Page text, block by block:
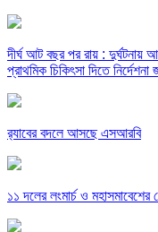
দীর্ঘ আট বছর পর রায় :
প্রাথমিক চিকিৎসা দিতে নির্দেশনা
র‍্যাবের বদলে আসছে এসআরবি
১১ দলের লংমার্চ ও